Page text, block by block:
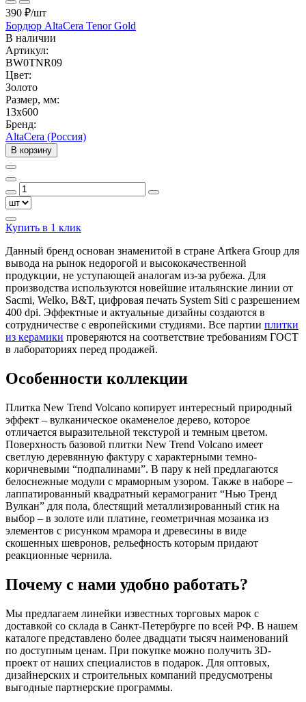
390 ₽/шт
Бордюр AltaCera Tenor Gold
В наличии
Артикул:
BW0TNR09
Цвет:
Золото
Размер, мм:
13x600
Бренд:
AltaCera (Россия)
В корзину
Купить в 1 клик
Данный бренд основан знаменитой в стране Artkera Group для
вывода на рынок недорогой и высококачественной
продукции, не уступающей аналогам из-за рубежа. Для
производства используются новейшие итальянские линии от
Sacmi, Welko, B&T, цифровая печать System Siti с разрешением
400 dpi. Эффектные и актуальные дизайны создаются в
сотрудничестве с европейскими студиями. Все партии плитки
из керамики проверяются на соответствие требованиям ГОСТ
в лабораториях перед продажей.
Особенности коллекции
Плитка New Trend Volcano копирует интересный природный
эффект – вулканическое окаменелое дерево, которое
отличается выразительной текстурой и темным цветом.
Поверхность базовой плитки New Trend Volcano имеет
светлую деревянную фактуру с характерными темно-
коричневыми “подпалинами”. В пару к ней предлагаются
белоснежные модули с мраморным узором. Также в наборе –
лаппатированный квадратный керамогранит “Нью Тренд
Вулкан” для пола, блестящий металлизированный стик на
выбор – в золоте или платине, геометричная мозаика из
элементов с рисунком мрамора и древесины в виде
скошенных шевронов, рельефность которым придают
реакционные чернила.
Почему с нами удобно работать?
Мы предлагаем линейки известных торговых марок с
доставкой со склада в Санкт-Петербурге по всей РФ. В нашем
каталоге представлено более двадцати тысяч наименований
по доступным ценам. При покупке можно получить 3D-
проект от наших специалистов в подарок. Для оптовых,
дизайнерских и строительных компаний предусмотрены
выгодные партнерские программы.